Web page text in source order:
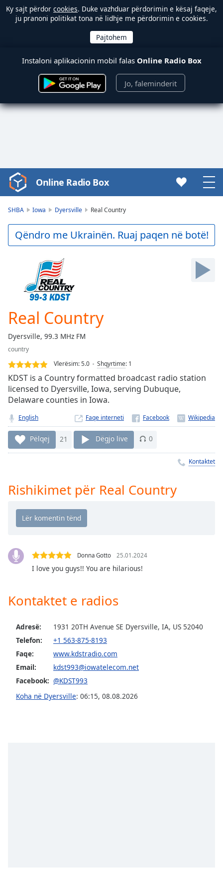
Ky sajt përdor cookies. Duke vazhduar përdorimin e kësaj faqeje,
ju pranoni politikat tona në lidhje me përdorimin e cookies.
Instaloni aplikacionin mobil falas Online Radio Box
Jo, faleminderit
Video
Player
Play
Video
Forward
Current
Time0:00
Duration
-:-
Loaded:
0.00%
Stream
TypeLIVE
Seek to
currently
behind
liveLIVE
Remaining
Time-
Playback
Chapters
Descriptions
selected
subtitles
settings
opens
subtitles
settings
dialog
Online Radio Box
SHBA Iowa Dyersville Real Country
Qëndro me Ukrainën. Ruaj paqen në botë!
Real Country
Dyersville, 99.3 MHz FM
country
Vlerësim:5.0 Shqyrtime: 1
KDST is a Country formatted broadcast radio station
licensed to Dyersville, Iowa, serving Dubuque,
Delaware counties in Iowa.
English Faqe interneti
Pëlqej 21 Dëgjo live 0
Kontaktet
Rishikimet për Real Country
Donna Gotto 25.01.2024
I love you guys!! You are hilarious!
Kontaktet e radios
Adresë:
1931 20TH Avenue SE Dyersville, IA, US 52040
Telefon:
+1 563-875-8193
Faqe:
www.kdstradio.com
Email:
kdst993@iowatelecom.net
Facebook: @KDST993
Koha në Dyersville: 06:15, 08.08.2026